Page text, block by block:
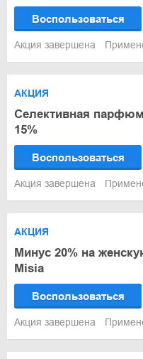
Воспользоваться
Акция завершена
АКЦИЯ
Селективная
15%
Воспользоваться
Акция завершена
АКЦИЯ
Минус 20% на
Misia
Воспользоваться
Акция завершена